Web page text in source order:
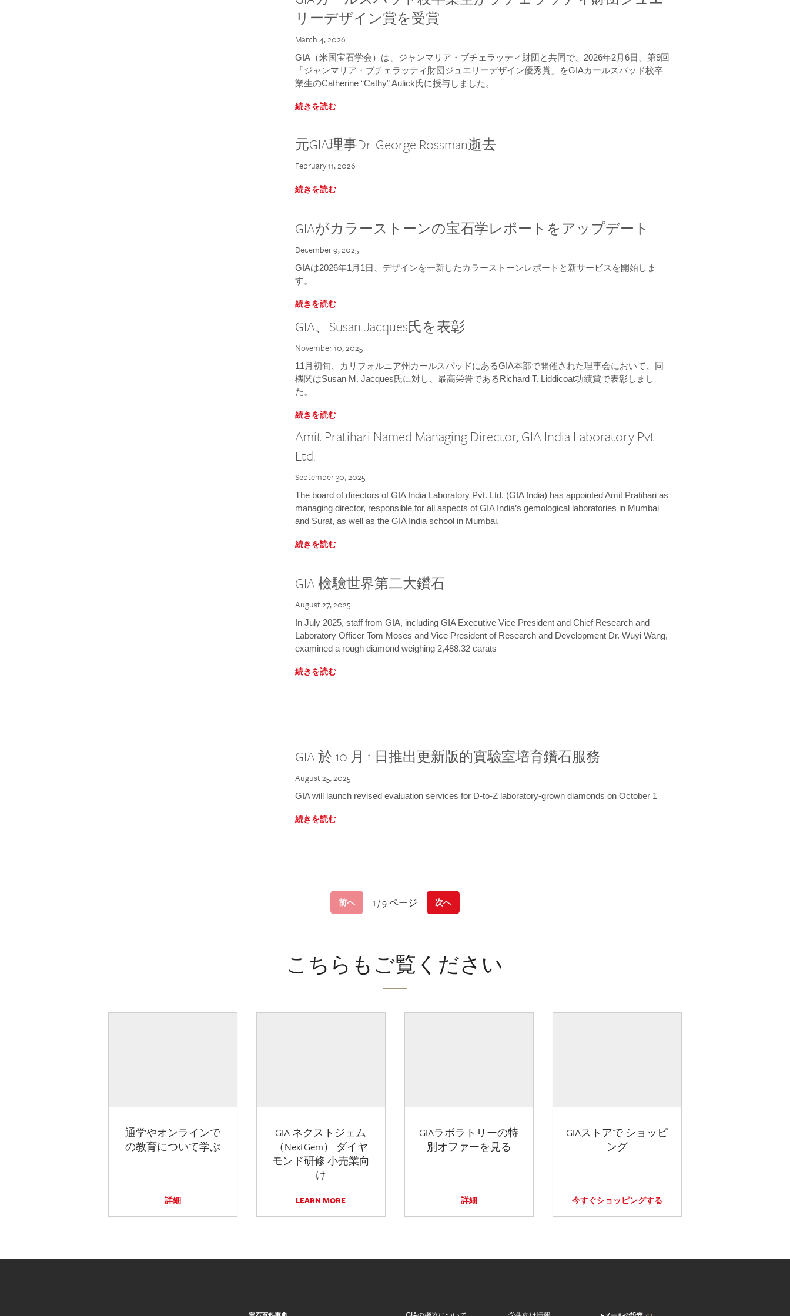
リーデザイン賞を受賞
March 4, 2026
GIA（米国宝石学会）は、ジャンマリア・ブチェラッティ財団と共同で、2026年2月6日、第9回
「ジャンマリア・ブチェラッティ財団ジュエリーデザイン優秀賞」をGIAカールスバッド校卒
業生のCatherine “Cathy” Aulick氏に授与しました。
続きを読む
元GIA理事Dr. George Rossman逝去
February 11, 2026
続きを読む
GIAがカラーストーンの宝石学レポートをアップデート
December 9, 2025
GIAは2026年1月1日、デザインを一新したカラーストーンレポートと新サービスを開始しま
す。
続きを読む
GIA、Susan Jacques氏を表彰
November 10, 2025
11月初旬、カリフォルニア州カールスバッドにあるGIA本部で開催された理事会において、同
機関はSusan M. Jacques氏に対し、最高栄誉であるRichard T. Liddicoat功績賞で表彰しまし
た。
続きを読む
Amit Pratihari Named Managing Director, GIA India Laboratory Pvt.
Ltd.
September 30, 2025
The board of directors of GIA India Laboratory Pvt. Ltd. (GIA India) has appointed Amit Pratihari as
managing director, responsible for all aspects of GIA India’s gemological laboratories in Mumbai
and Surat, as well as the GIA India school in Mumbai.
続きを読む
GIA 檢驗世界第二大鑽石
August 27, 2025
In July 2025, staff from GIA, including GIA Executive Vice President and Chief Research and
Laboratory Officer Tom Moses and Vice President of Research and Development Dr. Wuyi Wang,
examined a rough diamond weighing 2,488.32 carats
続きを読む
GIA 於 10 月 1 日推出更新版的實驗室培育鑽石服務
August 25, 2025
GIA will launch revised evaluation services for D-to-Z laboratory-grown diamonds on October 1
続きを読む
前へ 1 / 9 ページ 次へ
こちらもご覧ください
通学やオンラインで
の教育について学ぶ
詳細
GIA ネクストジェム
（NextGem） ダイヤ
モンド研修 小売業向
け
LEARN MORE
GIAラボラトリーの特
別オファーを見る
詳細
GIAストアで ショッピ
ング
今すぐショッピングする